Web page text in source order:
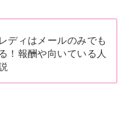
ディはメールのみでも
！報酬や向いている人